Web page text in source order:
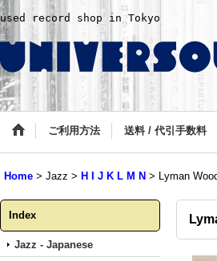
used record shop in Tokyo
ご利用方法 送料 / 代引手数料
Home > Jazz > H I J K L M N > Lyman
Index
Jazz - Japanese